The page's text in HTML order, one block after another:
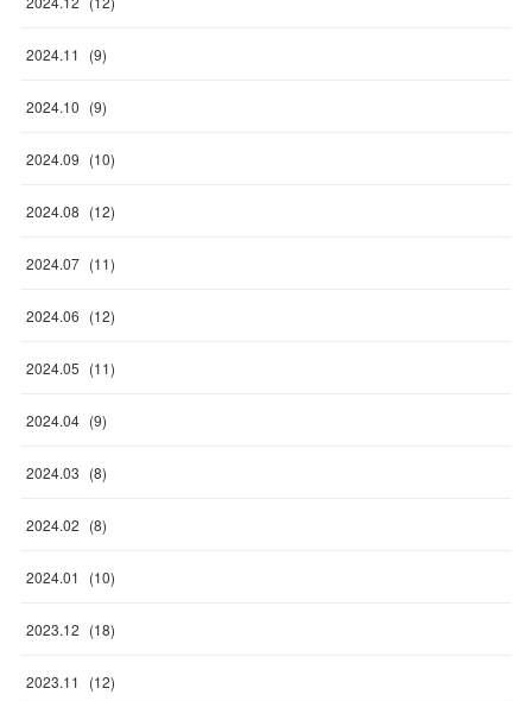
2024.11 (9)
2024.10 (9)
2024.09 (10)
2024.08 (12)
2024.07 (11)
2024.06 (12)
2024.05 (11)
2024.04 (9)
2024.03 (8)
2024.02 (8)
2024.01 (10)
2023.12 (18)
2023.11 (12)